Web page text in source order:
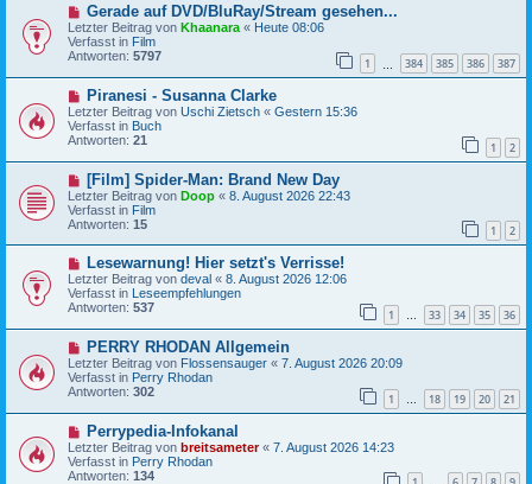
a
g
B
e
i
t
r
a
g
N
e
u
e
B
i
t
r
g
Gerade auf DVD/BluRay/Stream gesehen...
Letzter Beitrag von Khaanara« Heute 08:06
Verfasst in Film
Antworten: 5797 1 384 385 386 387
N
e
u
e
r
B
e
i
t
r
g
Piranesi - Susanna Clarke
Letzter Beitrag von Uschi Zietsch « Gestern 15:36
Verfasst in Buch
Antworten: 21 1 2
N
e
u
e
r
B
i
t
r
g
[Film] Spider-Man: Brand New Day
Letzter Beitrag von Doop « 8. August 2026 22:43
Verfasst in Film
Antworten: 15 1 2
N
e
u
e
B
i
t
r
g
Lesewarnung! Hier setzt's Verrisse!
Letzter Beitrag von deval « 8. August 2026 12:06
Verfasst in
Leseempfehlungen
Antworten: 537 1 … 33 34 35 36
N
e
u
e
r
B
e
i
t
r
PERRY RHODAN Allgemein
Letzter Beitrag von Flossensauger « 7. August 2026 20:09
Verfasst in Perry Rhodan
Antworten: 302 1 … 18 19 20 21
N
e
u
e
Perrypedia-Infokanal
Letzter Beitrag von breitsameter« 7. August 2026 14:23
Verfasst in Perry Rhodan
Antworten: 134